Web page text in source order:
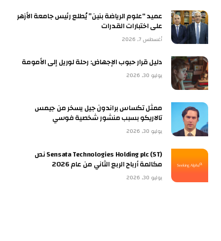
عميد “علوم الرياضة بنين” يُطلع رئيس جامعة الأزهر
على اختبارات القدرات
أغسطس 7, 2026
دليل قرار حبوب الإجهاض: رحلة لوريل إلى الأمومة
يوليو 30, 2026
ممثل تكساس براندون جيل يسخر من جيمس
تالاريكو بسبب منشور شخصية فوسي
يوليو 30, 2026
Sensata Technologies Holding plc (ST) نص
مكالمة أرباح الربع الثاني من عام 2026
يوليو 30, 2026